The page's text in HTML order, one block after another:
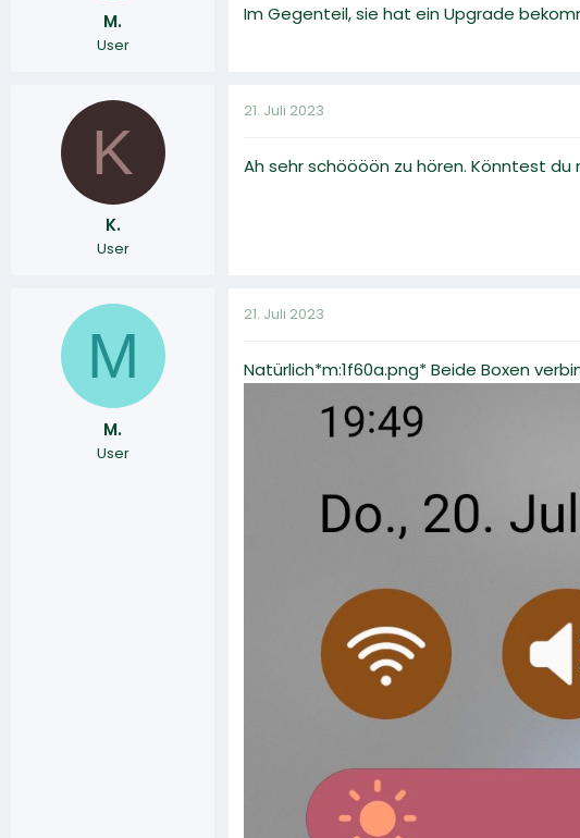
M.
User
Im Gegenteil, sie hat ein Upgrade
K
K.
User
21. Juli 2023
Ah sehr schöööön zu hören. Könntest
M
M.
User
21. Juli 2023
Natürlich*m:1f60a.png* Beide Boxen